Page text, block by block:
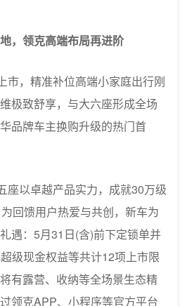
品牌车主换购升级的热门首
以卓越产品实力，成就30万级
回馈用户热爱与共创，新车为
遇：5月31日(含)前下定锁单并
有露营、收纳等全场景生态精
领克APP、小程序等官方平台
座。
电观发表，其版权均为 电动汽车观
人观点，不代表 电动汽车观察家 对